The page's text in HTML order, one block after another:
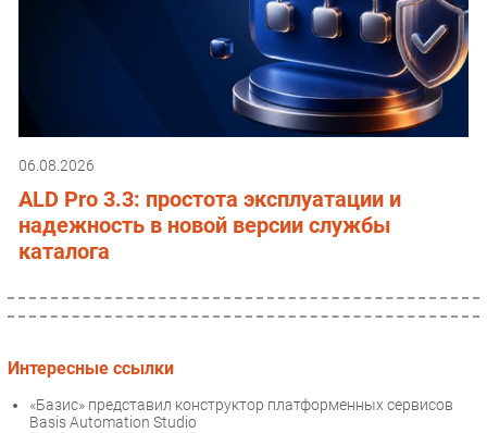
06.08.2026
ALD Pro 3.3: простота эксплуатации и
надежность в новой версии службы
каталога
Интересные ссылки
«Базис» представил конструктор платформенных сервисов
Basis Automation Studio